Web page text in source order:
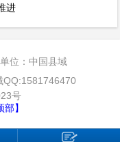
进
位：中国县域
号
部】